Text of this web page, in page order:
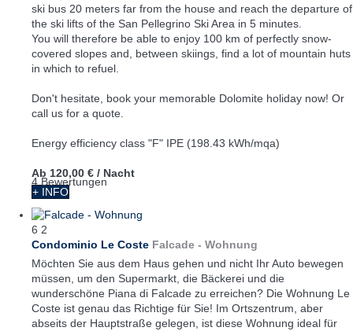
ski bus 20 meters far from the house and reach the departure of
the ski lifts of the San Pellegrino Ski Area in 5 minutes.
You will therefore be able to enjoy 100 km of perfectly snow-
covered slopes and, between skiings, find a lot of mountain huts
in which to refuel.
Don't hesitate, book your memorable Dolomite holiday now! Or
call us for a quote.
Energy efficiency class "F" IPE (198.43 kWh/mqa)
4 Bewertungen
Ab 120,00 € / Nacht
+ INFO
6 2
Condominio Le Coste Falcade - Wohnung
Möchten Sie aus dem Haus gehen und nicht Ihr Auto bewegen
müssen, um den Supermarkt, die Bäckerei und die
wunderschöne Piana di Falcade zu erreichen? Die Wohnung Le
Coste ist genau das Richtige für Sie! Im Ortszentrum, aber
abseits der Hauptstraße gelegen, ist diese Wohnung ideal für